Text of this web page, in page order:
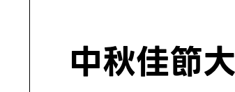
中秋佳節